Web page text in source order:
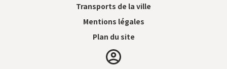
Transports de la ville
Mentions légales
Plan du site